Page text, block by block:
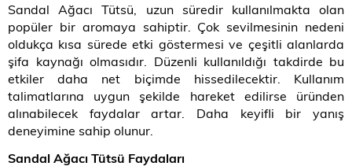
Sandal Ağacı Tütsü, uzun süredir kullanılmakta olan
popüler bir aromaya sahiptir. Çok sevilmesinin nedeni
oldukça kısa sürede etki göstermesi ve çeşitli alanlarda
şifa kaynağı olmasıdır. Düzenli kullanıldığı takdirde bu
etkiler daha net biçimde hissedilecektir. Kullanım
talimatlarına uygun şekilde hareket edilirse üründen
alınabilecek faydalar artar. Daha keyifli bir yanış
deneyimine sahip olunur.
Sandal Ağacı Tütsü Faydaları